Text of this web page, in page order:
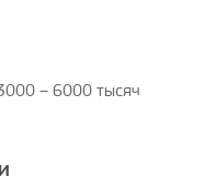
– 6000 тысяч